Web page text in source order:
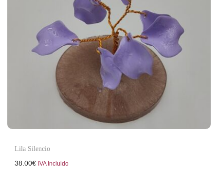
Lila Silencio
38.00€ IVA Incluido